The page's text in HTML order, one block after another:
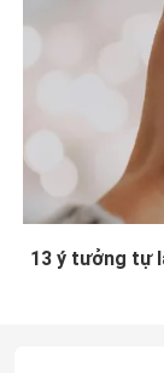
13 ý tưởng tự